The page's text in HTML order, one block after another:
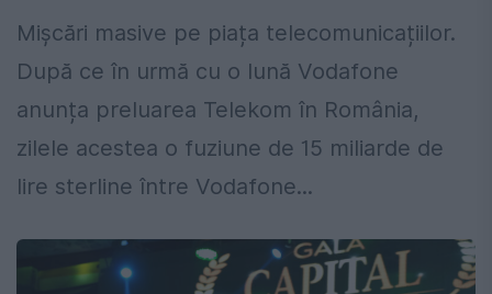
Mișcări masive pe piața telecomunicațiilor.
După ce în urmă cu o lună Vodafone
anunța preluarea Telekom în România,
zilele acestea o fuziune de 15 miliarde de
lire sterline între Vodafone...